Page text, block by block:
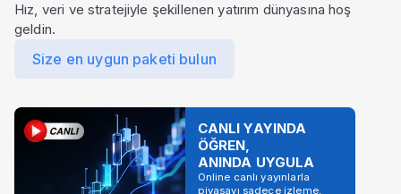
Hız, veri ve stratejiyle şekillenen yatırım dünyasına hoş
geldin.
Size en uygun paketi bulun
CANLI YAYINDA
ÖĞREN,
ANINDA UYGULA
Online canlı yayınlarla
piyasayı sadece izleme,